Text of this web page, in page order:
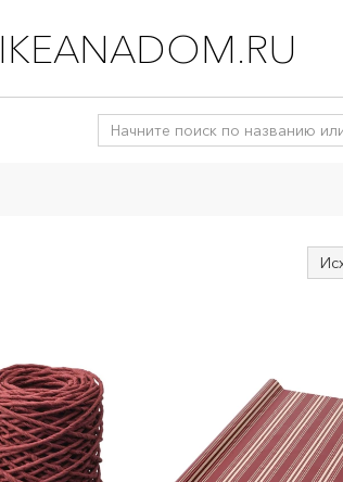
IKEANADOM.RU